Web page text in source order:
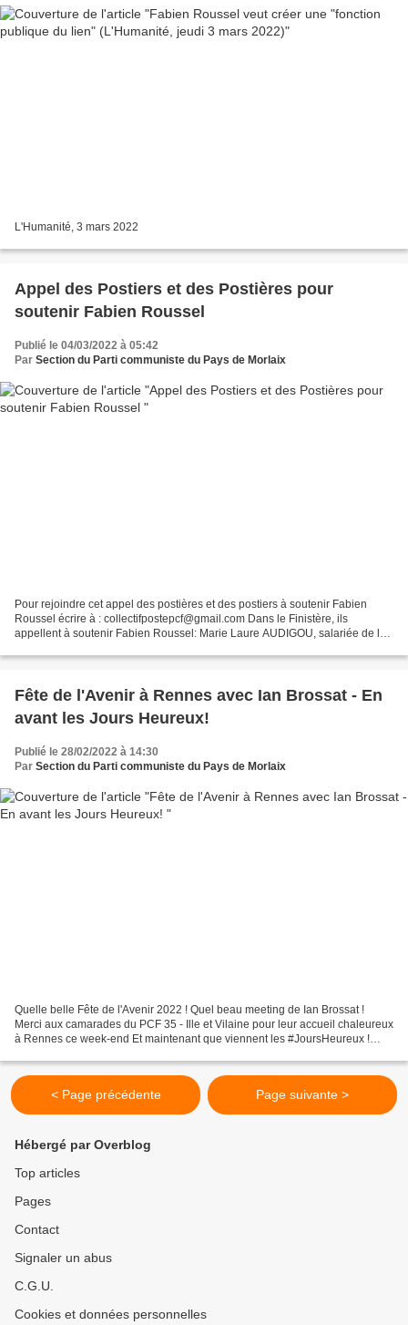
L'Humanité, 3 mars 2022
Appel des Postiers et des Postières pour
soutenir Fabien Roussel
Publié le 04/03/2022 à 05:42
Par Section du Parti communiste du Pays de Morlaix
Pour rejoindre cet appel des postières et des postiers à soutenir Fabien
Roussel écrire à : collectifpostepcf@gmail.com Dans le Finistère, ils
appellent à soutenir Fabien Roussel: Marie Laure AUDIGOU, salariée de la
Fête de l'Avenir à Rennes avec Ian Brossat - En
avant les Jours Heureux!
Publié le 28/02/2022 à 14:30
Par Section du Parti communiste du Pays de Morlaix
Quelle belle Fête de l'Avenir 2022 ! Quel beau meeting de Ian Brossat !
Merci aux camarades du PCF 35 - Ille et Vilaine pour leur accueil chaleureux
à Rennes ce week-end Et maintenant que viennent les #JoursHeureux !
< Page précédente Page suivante >
Hébergé par Overblog
Top articles
Pages
Contact
Signaler un abus
C.G.U.
Cookies et données personnelles